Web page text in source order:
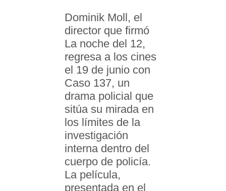
Dominik Moll, el
director que firmó
La noche del 12,
regresa a los cines
el 19 de junio con
Caso 137, un
drama policial que
sitúa su mirada en
los límites de la
investigación
interna dentro del
cuerpo de policía.
La película,
presentada en el